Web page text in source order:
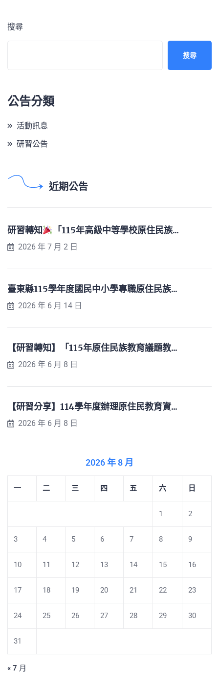
搜尋
搜尋
公告分類
活動訊息
研習公告
近期公告
研習轉知 「115年高級中等學校原住民族...
2026 年 7 月 2 日
臺東縣115學年度國民中小學專職原住民族...
2026 年 6 月 14 日
【研習轉知】「115年原住民族教育議題教...
2026 年 6 月 8 日
【研習分享】114學年度辦理原住民教育資...
2026 年 6 月 8 日
2026 年 8 月
一 二 三 四 五 六 日
1 2
3 4 5 6 7 8 9
10 11 12 13 14 15 16
17 18 19 20 21 22 23
24 25 26 27 28 29 30
31
« 7 月